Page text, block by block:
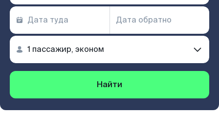
Найти